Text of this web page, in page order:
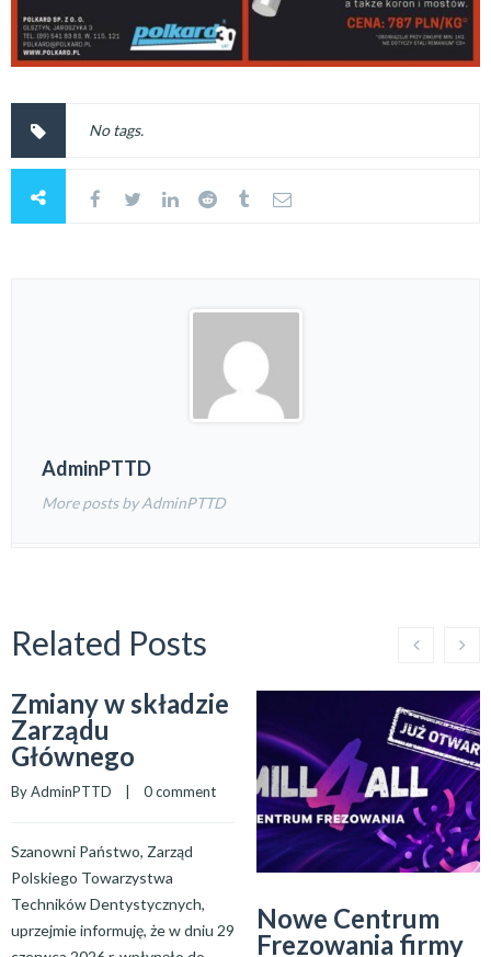
No tags.
AdminPTTD
More posts by AdminPTTD
Related Posts
Zmiany w składzie
Zarządu
Głównego
By AdminPTTD
    |
0 comment
Szanowni Państwo, Zarząd
Polskiego Towarzystwa
Techników Dentystycznych,
uprzejmie informuję, że w dniu 29
Nowe Centrum
Frezowania firmy